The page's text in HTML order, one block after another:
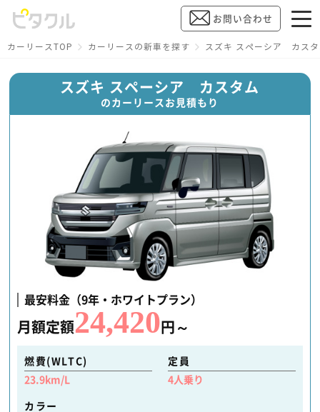
お問い合わせ
カーリースTOP カーリースの新車を探す スズキ スペーシア カス
スズキ スペーシア カスタム
のカーリースお見積もり
最安料金（9年・ホワイトプラン）
月額定額24,420 円～
燃費(WLTC)
23.9 km/L
定員
4人乗り
カラー